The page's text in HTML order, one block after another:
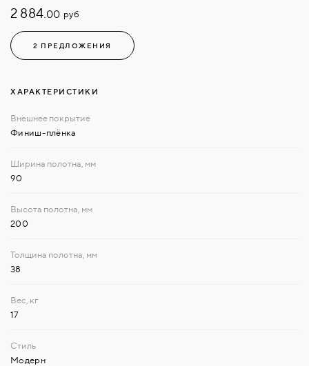
2 884.00 руб
2 ПРЕДЛОЖЕНИЯ
ХАРАКТЕРИСТИКИ
Финиш-плёнка
90
200
38
17
Модерн